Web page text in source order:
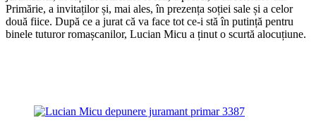
Primărie, a invitaților și, mai ales, în prezența soției sale și a celor
două fiice. După ce a jurat că va face tot ce-i stă în putință pentru
binele tuturor romașcanilor, Lucian Micu a ținut o scurtă alocuțiune.